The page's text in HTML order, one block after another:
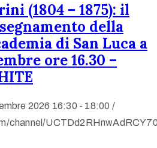
(1804 – 1875): il
della
di San Luca a
ore 16.30 –
2026 16:30 - 18:00 /
channel/